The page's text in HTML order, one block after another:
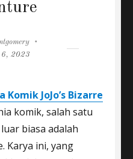
6, 2023
JoJo’s Bizarre
komik, salah satu
biasa adalah
Karya ini, yang